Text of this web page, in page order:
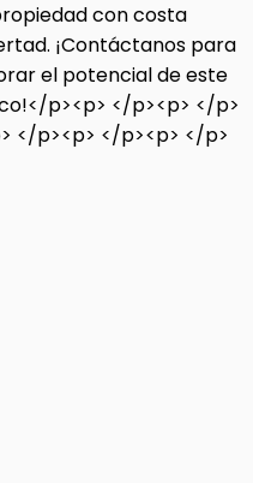
con costa
¡Contáctanos para
el potencial de este
p><p> </p><p> </p>
</p><p> </p><p> </p>